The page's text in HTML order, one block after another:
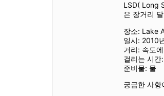
LSD( Long
은 장거리
장소: Lake
일시: 2010
거리: 속도
걸리는 시
준비물: 물
궁금한 사